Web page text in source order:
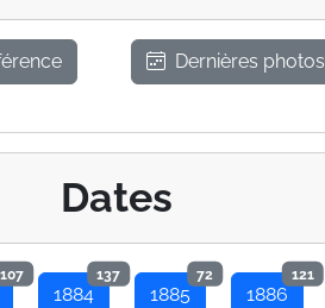
Dernières photos
Dates
107
1884
137
1885
72
1886
121